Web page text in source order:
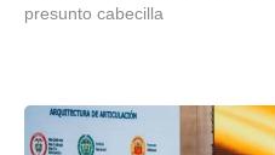
presunto cabecilla